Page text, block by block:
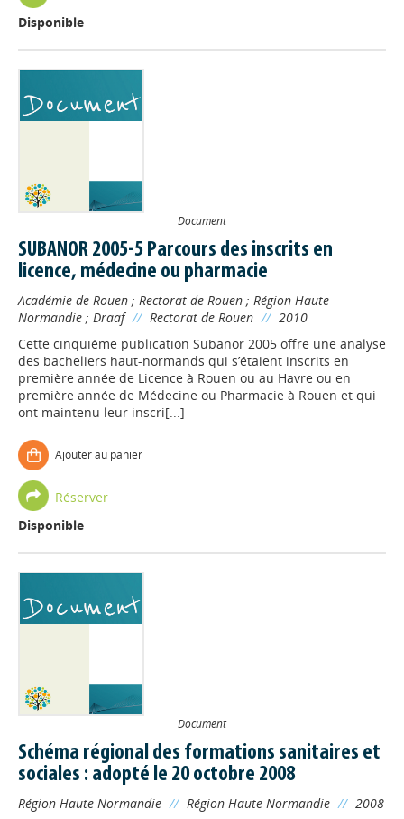
Disponible
Document
SUBANOR 2005-5 Parcours des inscrits en
licence, médecine ou pharmacie
Académie de Rouen ; Rectorat de Rouen ; Région Haute-
Normandie ; Draaf // Rectorat de Rouen // 2010
Cette cinquième publication Subanor 2005 offre une analyse
des bacheliers haut-normands qui s’étaient inscrits en
première année de Licence à Rouen ou au Havre ou en
première année de Médecine ou Pharmacie à Rouen et qui
ont maintenu leur inscri[...]
Ajouter au panier
Réserver
Disponible
Document
Schéma régional des formations sanitaires et
sociales : adopté le 20 octobre 2008
Région Haute-Normandie // Région Haute-Normandie // 2008